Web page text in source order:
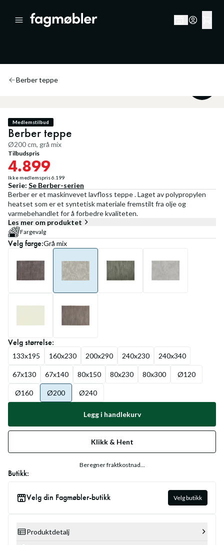
Berber teppe
Medlemstilbud
Berber teppe
Ø200 cm, grå mix
Tilbudspris
4.899
Ikke medlemspris6.199
Serie: Se Berber-serien
Berber er et maskinvevet lavfloss teppe . Laget av polypropylen
heatset som er et syntetisk materiale fremstilt fra olje og
varmebehandlet for å forbedre kvaliteten.
Les mer om produktet
Fargevalg
Velgfarge:Grå mix
Velgstørrelse:
133x195 160x230 200x290 240x230 240x340
67x130 67x140 80x150 80x230 80x300 Ø120
Ø160 Ø200 Ø240
Legg i handlekurv
Klikk & Hent
Beregner fraktkostnad...
Butikk:
Velg din Fagmøbler-butikk Velg butikk
Produktdetalj